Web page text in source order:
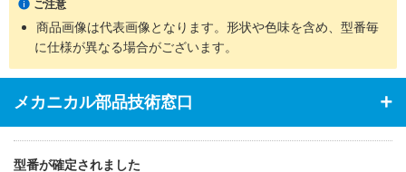
【用途】
・あらゆる業界の空気圧機器や生産ラインに対応
ご注意
商品画像は代表画像となります。形状や色味を含め、型番毎
に仕様が異なる場合がございます。
メカニカル部品技術窓口
型番が確定されました